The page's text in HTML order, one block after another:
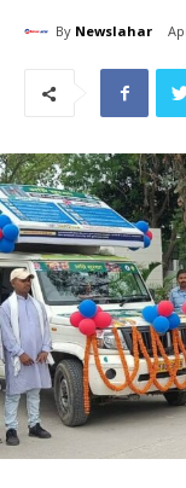
By Newslahar